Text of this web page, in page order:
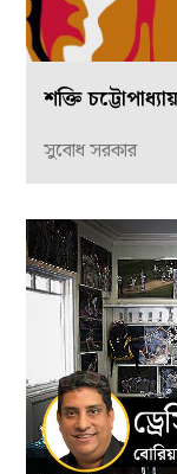
শক্তি
সুবোধ সরকার